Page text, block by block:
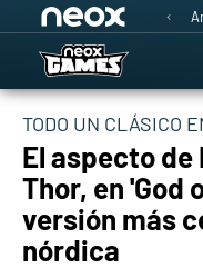
TODO UN CLÁSICO
El aspecto
Thor, en 'God
versión más
nórdica